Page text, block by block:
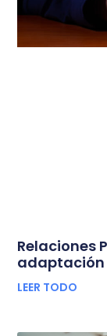
Relaciones
adaptación
LEER TODO